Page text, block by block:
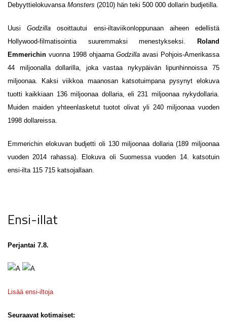
Debyyttielokuvansa Monsters (2010) hän teki 500 000 dollarin budjetilla.
UusiGodzilla osoittautui ensi-iltaviikonloppunaan aiheen edellistä
Hollywood-filmatisointia suuremmaksi menestykseksi. Roland
Emmerichin vuonna 1998 ohjaamaGodzilla avasi Pohjois-Amerikassa
44 miljoonalla dollarilla, joka vastaa nykypäivän lipunhinnoissa 75
miljoonaa. Kaksi viikkoa maanosan katsotuimpana pysynyt elokuva
tuotti kaikkiaan 136 miljoonaa dollaria, eli 231 miljoonaa nykydollaria.
Muiden maiden yhteenlasketut tuotot olivat yli 240 miljoonaa vuoden
1998 dollareissa.
Emmerichin elokuvan budjetti oli 130 miljoonaa dollaria (189 miljoonaa
vuoden 2014 rahassa). Elokuva oli Suomessa vuoden 14. katsotuin
ensi-ilta 115 715 katsojallaan.
Ensi-illat
Perjantai 7.8.
Lisää ensi-iltoja
Seuraavat kotimaiset: